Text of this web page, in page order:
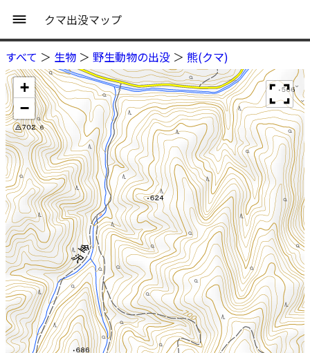
クマ出没マップ
すべて ＞ 生物 ＞ 野生動物の出没 ＞ 熊(クマ)
+
−